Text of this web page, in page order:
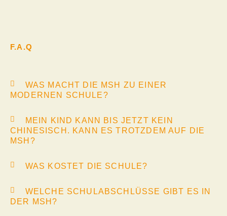
F.A.Q
WAS MACHT DIE MSH ZU EINER
MODERNEN SCHULE?
MEIN KIND KANN BIS JETZT KEIN
CHINESISCH. KANN ES TROTZDEM AUF DIE
MSH?
WAS KOSTET DIE SCHULE?
WELCHE SCHULABSCHLÜSSE GIBT ES IN
DER MSH?